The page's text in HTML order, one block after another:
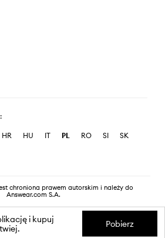
HR HU IT PL RO SI
SK
chroniona prawem autorskim i należy do
Answear.com S.A.
i kupuj
Pobierz